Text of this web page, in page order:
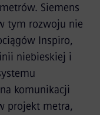
Siemens
tym rozwoju nie
Inspiro,
niebieskiej i
komunikacji
projekt metra,